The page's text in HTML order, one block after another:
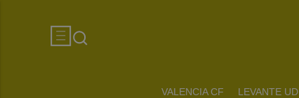
VALENCIA CF LEVANTE UD